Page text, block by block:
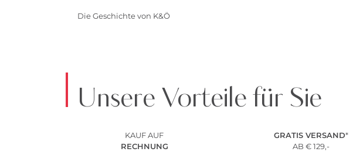
Die Geschichte von K&Ö
Unsere Vorteile für Sie
KAUF AUF
RECHNUNG
GRATIS VERSAND*
AB € 129,-